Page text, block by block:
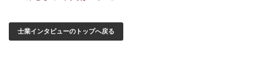
士業インタビューのトップへ戻る